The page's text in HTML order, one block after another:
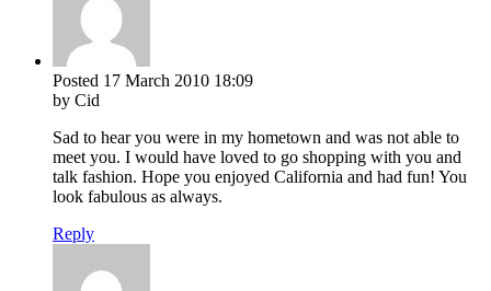
Posted 17 March 2010 18:09
by Cid
Sad to hear you were in my hometown and was not able to
meet you. I would have loved to go shopping with you and
talk fashion. Hope you enjoyed California and had fun! You
look fabulous as always.
Reply